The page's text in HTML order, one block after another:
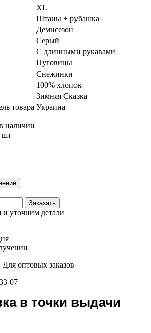
XL
Штаны + рубашка
Демисезон
Серый
С длинными рукавами
Пуговицы
Снежинки
100% хлопок
Зимняя Сказка
товара Украина
наличии
шт
Заказать
уточним детали
Для оптовых заказов
07
в точки выдачи